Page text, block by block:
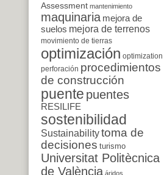
Assessment mantenimiento
maquinaria mejora de
suelos mejora de terrenos
movimiento de tierras
optimización optimization
perforación procedimientos
de construcción
puente puentes
RESILIFE
sostenibilidad
Sustainabilitytoma de
decisiones turismo
Universitat Politècnica
de València áridos